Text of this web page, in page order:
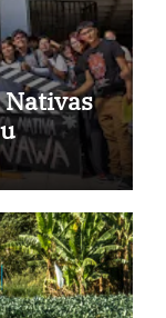
Nativas